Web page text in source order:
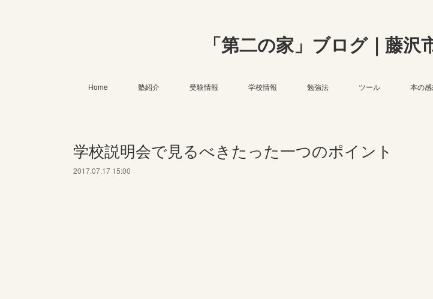
「第二の家」ブログ｜藤
Home 塾紹介 受験情報 学校情報 勉強法 ツール 本の
学校説明会で見るべきたった一つのポイント
2017.07.17 15:00